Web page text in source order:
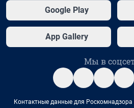
Google Play
App Gallery
Мы в
Контактные данные для Роскомнадзора